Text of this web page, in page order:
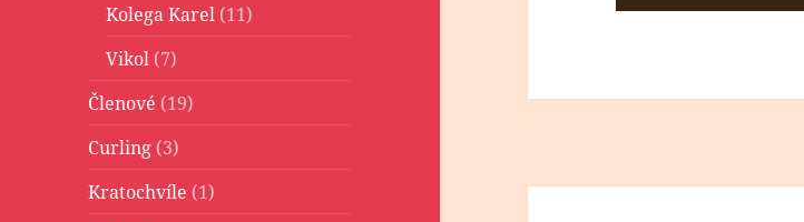
Kolega Karel (11)
Vikol (7)
Členové (19)
Curling (3)
Kratochvíle (1)